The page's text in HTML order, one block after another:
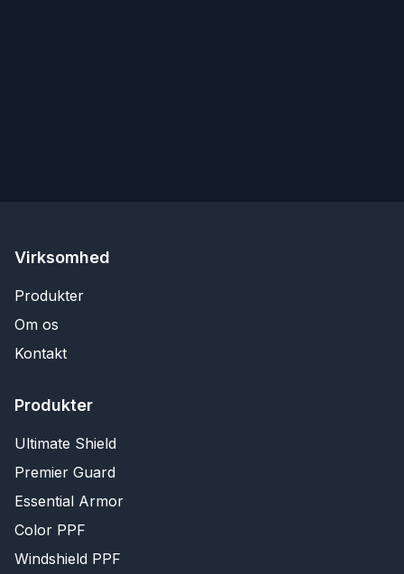
Virksomhed
Produkter
Om os
Kontakt
Produkter
Ultimate Shield
Premier Guard
Essential Armor
Color PPF
Windshield PPF